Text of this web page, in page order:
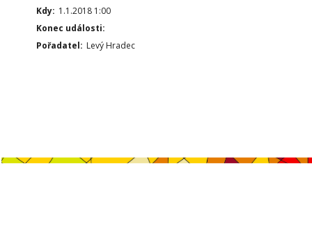
Kdy: 1.1.2018 1:00
Konec události:
Pořadatel: Levý Hradec